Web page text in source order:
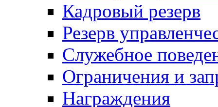
Кадровый резерв
Резерв
Служебное
Ограничения и
Награждения